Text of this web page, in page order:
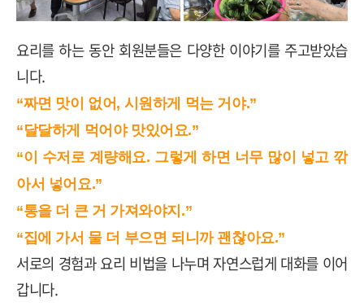
요리를 하는 동안 회원분들은 다양한 이야기를 주고받았습
니다.
“짜면 맛이 없어, 시원하게 먹는 거야.”
“달달하게 먹어야 맛있어요.”
“이 수저로 계량해요. 그렇게 하면 너무 많이 넣고 깎
아서 넣어요.”
“통을 더 큰 거 가져와야지.”
“집에 가서 물 더 부으면 되니까 괜찮아요.”
서로의 경험과 요리 비법을 나누며 자연스럽게 대화를 이어
갑니다.